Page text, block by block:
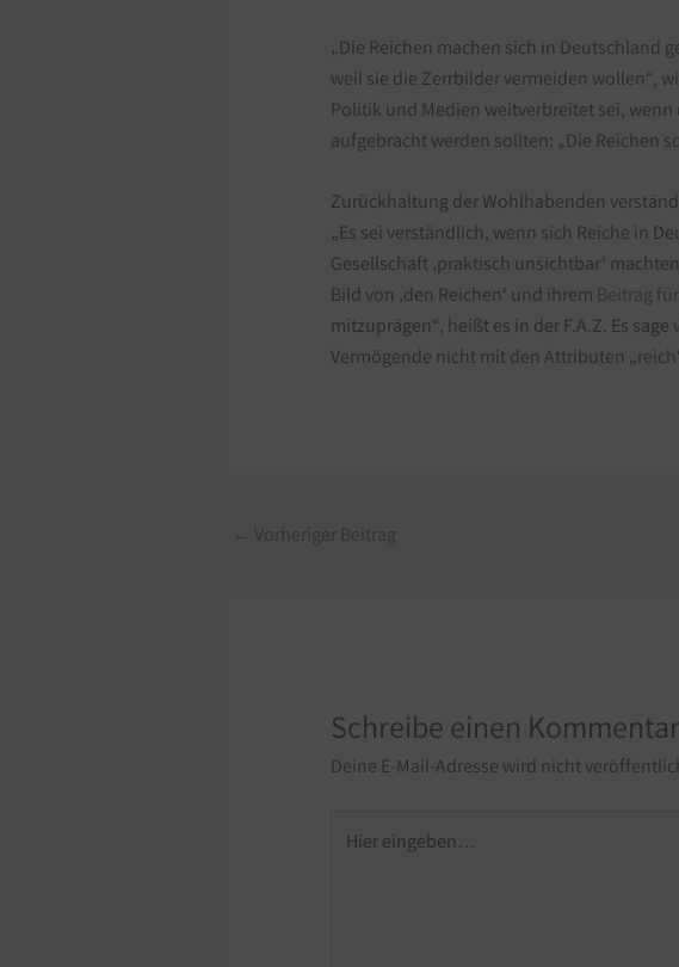
„Die Reichen machen sich in
weil sie die Zerrbilder vermeiden wollen“,
Politik und Medien weitverbreitet sei,
aufgebracht werden sollten: „Die Reichen
Zurückhaltung der Wohlhabenden
„Es sei verständlich, wenn sich Reiche in
Gesellschaft ‚praktisch unsichtbar‘
Bild von ‚den Reichen‘ und ihrem Beitrag
mitzuprägen“, heißt es in der F.A.Z. Es
Vermögende nicht mit den Attributen
← Vorheriger Beitrag
Schreibe einen Kommentar
Deine E-Mail-Adresse wird nicht
eingeben…